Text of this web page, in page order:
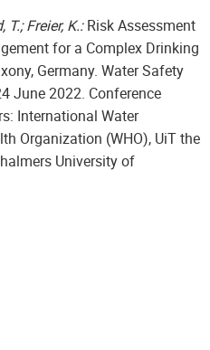
T.; Freier, K.:Risk Assessment
for a Complex Drinking
Germany. Water Safety
June 2022. Conference
International Water
Organization (WHO), UiT the
University of